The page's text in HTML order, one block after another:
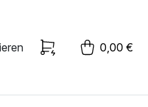
0,00 €